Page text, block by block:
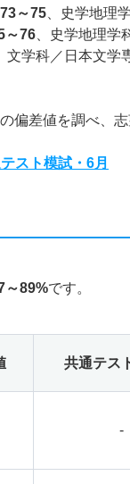
73～75 、史学地理
～76 、史学地理学
、文学科／日本文学
偏差値を調べ、
スト模試・6月
～89%です。
共通テス
-